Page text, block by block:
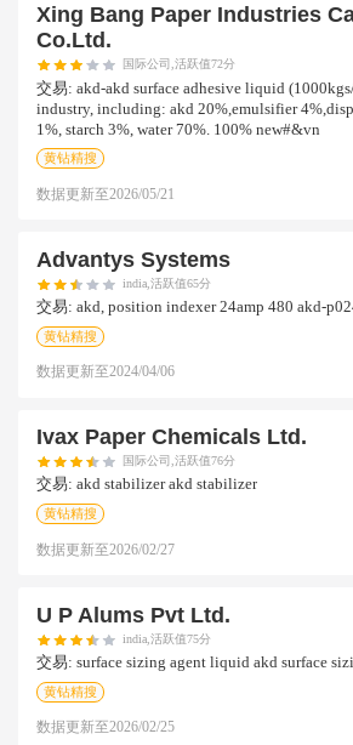
Xing Bang Paper Industries
Co.ltd.
国际公司,活跃值72分
交易: akd-akd surface adhesive liquid
industry, including: akd 20%,emulsifier
1%, starch 3%, water 70%. 100% new#&vn
黄钻精搜
数据更新至2026/05/21
Advantys Systems
india,活跃值65分
交易: akd, position indexer 24amp 480 akd-
黄钻精搜
数据更新至2024/04/06
Ivax Paper Chemicals Ltd.
国际公司,活跃值76分
交易: akd stabilizer akd stabilizer
黄钻精搜
数据更新至2026/02/27
U P Alums Pvt Ltd.
india,活跃值75分
交易: surface sizing agent liquid akd surface
黄钻精搜
数据更新至2026/02/25